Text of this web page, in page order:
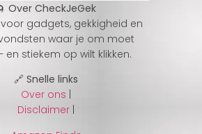
Over CheckJeGek
gadgets, gekkigheid en
waar je om moet
en stiekem op wilt klikken.
🔗 Snelle links
Over ons
Disclaimer